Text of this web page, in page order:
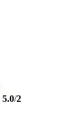
5.0/2